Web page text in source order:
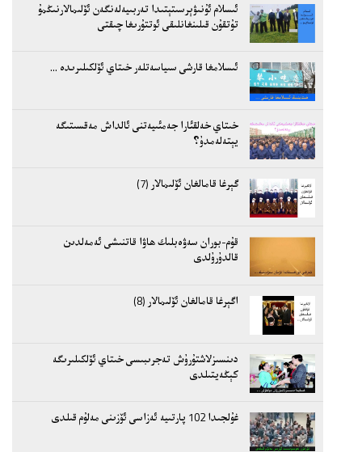
ئىسلام ئۇنىۋېرسىتېتىدا تەربىيەلەنگەن ئۆلىمالارنىڭمۇ
تۇتقۇن قىلىنغانلىقى ئوتتۇرىغا چىقتى
ئىسلامغا قارشى سىياسەتلەر خىتاي ئۆلكىلىرىدە ...
خىتاي خەلقئارا جەمئىيەتنى ئالداش مەقسىتىگە
يېتەلەمدۇ؟
گېرغا قامالغان ئۆلىمالار (7)
قۇم-بوران سەۋەبلىك ھاۋا قاتنىشى ئەمەلدىن
قالدۇرۇلدى
اگېرغا قامالغان ئۆلىمالار (8)
دىنسىزلاشتۇرۇش تەجرىبىسى خىتاي ئۆلكىلىرىگە
كېڭەيتىلدى
غۇلجىدا 102 پارتىيە ئەزاسى ئۆزىنى مەلۇم قىلدى